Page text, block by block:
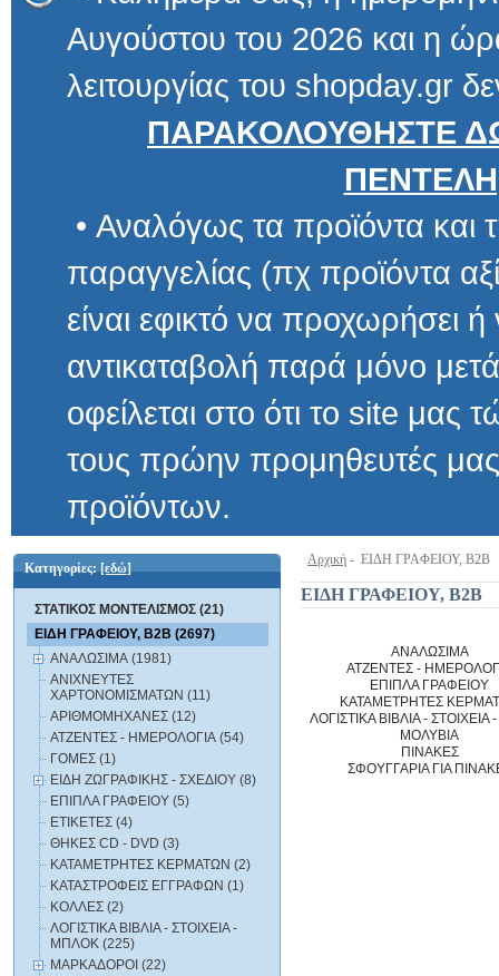
Αυγούστου του 2026 και η
λειτουργίας του shopday.gr
ΠΑΡΑΚΟΛΟΥΘΗΣΤΕ
• Αναλόγως τα προϊόντα και
παραγγελίας (πχ προϊόντα αξίας
είναι εφικτό να προχωρήσει ή να
αντικαταβολή παρά μόνο μετά
οφείλεται στο ότι το site μας τώρα
τους πρώην προμηθευτές μας
προϊόντων.
Κατηγορίες:[εδώ]
ΣΤΑΤΙΚΟΣ ΜΟΝΤΕΛΙΣΜΟΣ (21)
ΕΙΔΗ ΓΡΑΦΕΙΟΥ, B2B (2697)
ΑΝΑΛΩΣΙΜΑ (1981)
ΑΝΙΧΝΕΥΤΕΣ
ΧΑΡΤΟΝΟΜΙΣΜΑΤΩΝ (11)
ΑΡΙΘΜΟΜΗΧΑΝΕΣ (12)
ΑΤΖΕΝΤΕΣ - ΗΜΕΡΟΛΟΓΙΑ (54)
ΓΟΜΕΣ (1)
ΕΙΔΗ ΖΩΓΡΑΦΙΚΗΣ - ΣΧΕΔΙΟΥ (8)
ΕΠΙΠΛΑ ΓΡΑΦΕΙΟΥ (5)
ΕΤΙΚΕΤΕΣ (4)
ΘΗΚΕΣ CD - DVD (3)
ΚΑΤΑΜΕΤΡΗΤΕΣ ΚΕΡΜΑΤΩΝ (2)
ΚΑΤΑΣΤΡΟΦΕΙΣ ΕΓΓΡΑΦΩΝ (1)
ΚΟΛΛΕΣ (2)
ΛΟΓΙΣΤΙΚΑ BIBΛΙΑ - ΣΤΟΙΧΕΙΑ -
ΜΠΛΟΚ (225)
ΜΑΡΚΑΔΟΡΟΙ (22)
Αρχική - ΕΙΔΗ ΓΡΑΦΕΙΟΥ, B2B
ΕΙΔΗ ΓΡΑΦΕΙΟΥ, B2B
ΑΝΑΛΩΣΙΜΑ
ΑΤΖΕΝΤΕΣ -
ΕΠΙΠΛΑ ΓΡΑΦΕΙΟΥ
ΚΑΤΑΜΕΤΡΗΤΕΣ
ΛΟΓΙΣΤΙΚΑ BIBΛΙΑ -
ΜΟΛΥΒΙΑ
ΠΙΝΑΚΕΣ
ΣΦΟΥΓΓΑΡΙΑ ΓΙΑ